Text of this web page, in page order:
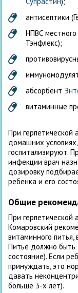
антисептики
НПВС
Тэнфлекс);
абсорбент
витаминные
При герпетической
домашних
госпитализируют.
инфекции врач
дозировку
ребенка и его
Общие
При герпетической
Комаровский
витаминного
Питье должно быть
состояние). Если
принуждать, это
давать
больше 3-х лет).